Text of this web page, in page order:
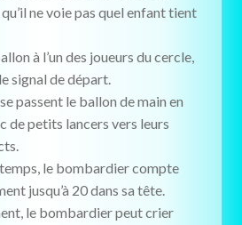
ne voie pas quel enfant tient
à l’un des joueurs du cercle,
signal de départ.
passent le ballon de main en
de petits lancers vers leurs
le bombardier compte
jusqu’à 20 dans sa tête.
le bombardier peut crier